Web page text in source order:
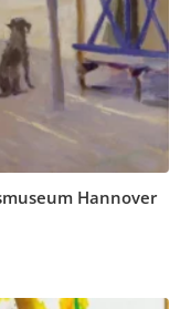
Hannover